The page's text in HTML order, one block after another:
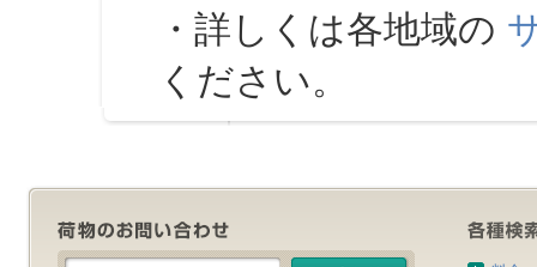
・詳しくは各地域の
ください。